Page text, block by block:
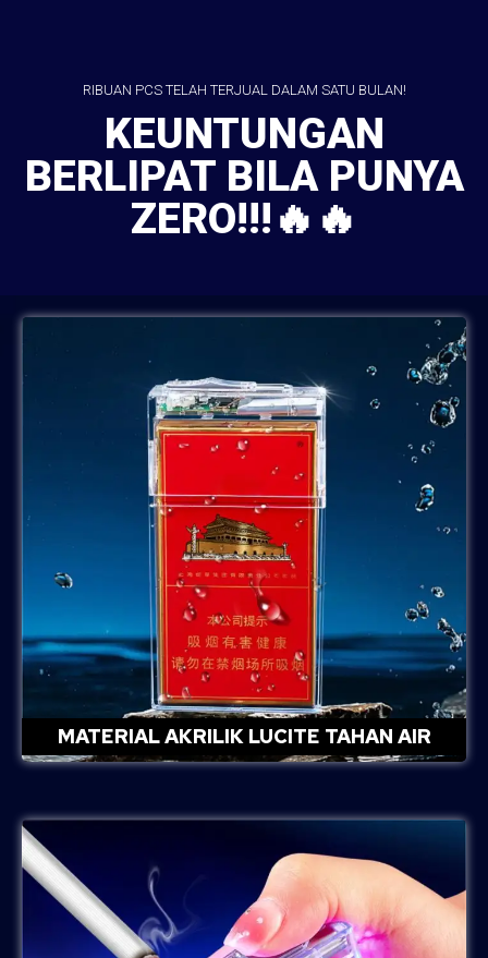
RIBUAN PCS TELAH TERJUAL DALAM SATU BULAN!
KEUNTUNGAN
BERLIPAT BILA PUNYA
ZERO!!!🔥🔥
MATERIAL AKRILIK LUCITE TAHAN AIR